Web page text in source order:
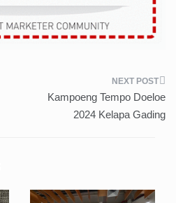
Kampoeng Tempo Doeloe
2024 Kelapa Gading